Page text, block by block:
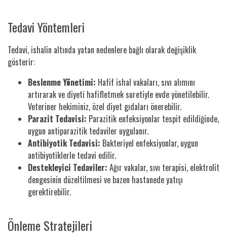
Tedavi Yöntemleri
Tedavi, ishalin altında yatan nedenlere bağlı olarak değişiklik
gösterir:
Beslenme Yönetimi: Hafif ishal vakaları, sıvı alımını
artırarak ve diyeti hafifletmek suretiyle evde yönetilebilir.
Veteriner hekiminiz, özel diyet gıdaları önerebilir.
Parazit Tedavisi: Parazitik enfeksiyonlar tespit edildiğinde,
uygun antiparazitik tedaviler uygulanır.
Antibiyotik Tedavisi: Bakteriyel enfeksiyonlar, uygun
antibiyotiklerle tedavi edilir.
Destekleyici Tedaviler: Ağır vakalar, sıvı terapisi, elektrolit
dengesinin düzeltilmesi ve bazen hastanede yatışı
gerektirebilir.
Önleme Stratejileri